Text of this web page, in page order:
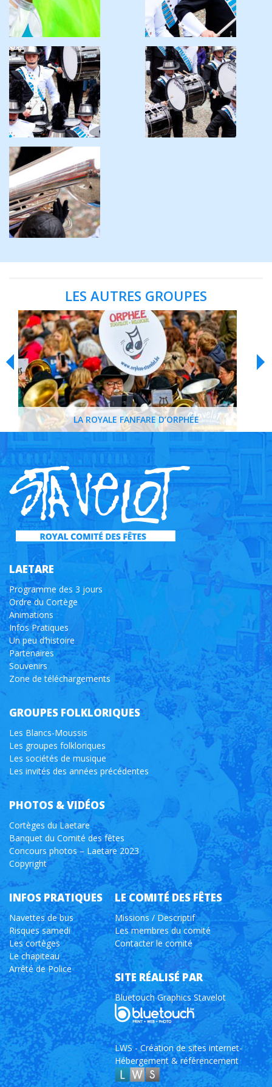
LES AUTRES GROUPES
LA ROYALE FANFARE D’ORPHÉE
LAETARE
Programme des 3 jours
Ordre du Cortège
Animations
Infos Pratiques
Un peu d’histoire
Partenaires
Souvenirs
Zone de téléchargements
GROUPES FOLKLORIQUES
Les Blancs-Moussis
Les groupes folkloriques
Les sociétés de musique
Les invités des années précédentes
PHOTOS & VIDÉOS
Cortèges du Laetare
Banquet du Comité des fêtes
Concours photos – Laetare 2023
Copyright
INFOS PRATIQUES
Navettes de bus
Risques samedi
Les cortèges
Le chapiteau
Arrêté de Police
LE COMITÉ DES FÊTES
Missions / Descriptif
Les membres du comité
Contacter le comité
SITE RÉALISÉ PAR
Bluetouch Graphics Stavelot
LWS - Création de sites internet-
Hébergement & référencement